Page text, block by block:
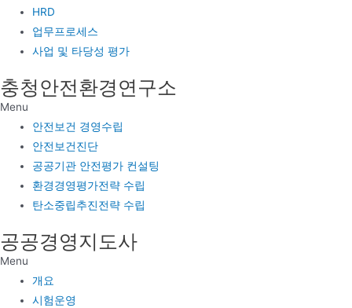
HRD
업무프로세스
사업 및 타당성 평가
충청안전환경연구소
Menu
안전보건 경영수립
안전보건진단
공공기관 안전평가 컨설팅
환경경영평가전략 수립
탄소중립추진전략 수립
공공경영지도사
Menu
개요
시험운영